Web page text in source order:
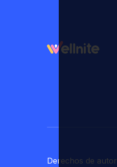
Derechos de autor